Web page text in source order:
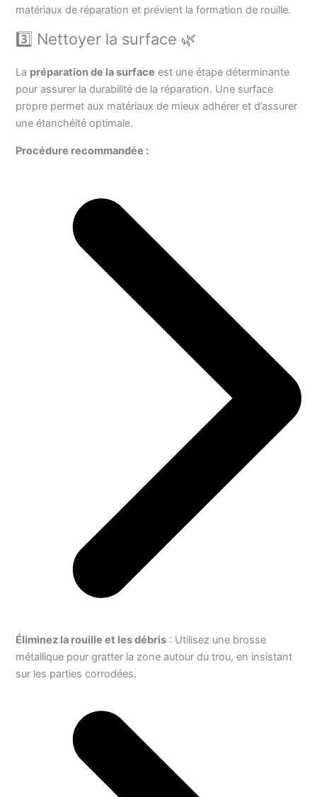
matériaux de réparation et prévient la formation de rouille.
3️⃣ Nettoyer la surface 🌿
La préparation de la surface est une étape déterminante
pour assurer la durabilité de la réparation. Une surface
propre permet aux matériaux de mieux adhérer et d’assurer
une étanchéité optimale.
Procédure recommandée :
Éliminez la rouille et les débris : Utilisez une brosse
métallique pour gratter la zone autour du trou, en insistant
sur les parties corrodées.